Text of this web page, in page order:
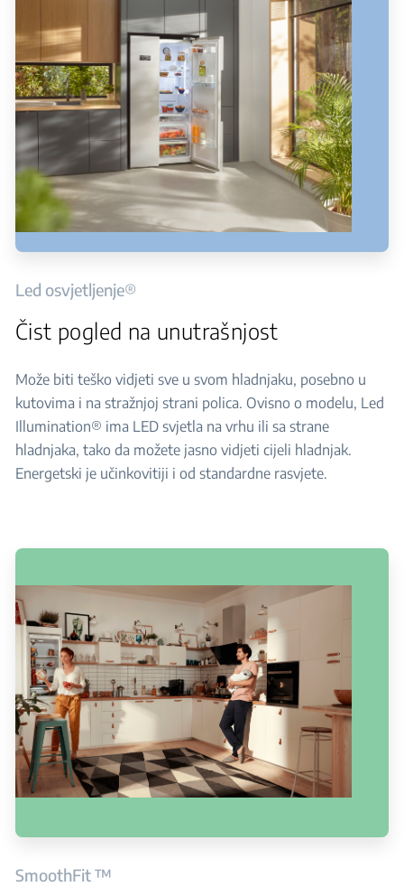
Led osvjetljenje®
Čist pogled na unutrašnjost
Može biti teško vidjeti sve u svom hladnjaku, posebno u
kutovima i na stražnjoj strani polica. Ovisno o modelu, Led
Illumination® ima LED svjetla na vrhu ili sa strane
hladnjaka, tako da možete jasno vidjeti cijeli hladnjak.
Energetski je učinkovitiji i od standardne rasvjete.
SmoothFit ™